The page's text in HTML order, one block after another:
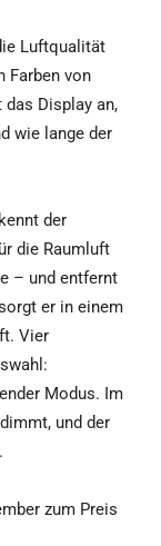
Luftqualität
Farben von
Display an,
wie lange der
der
die Raumluft
– und entfernt
er in einem
Vier
Modus. Im
und der
zum Preis